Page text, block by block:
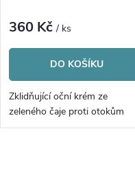
r
o
d
u
p
r
o
d
360 Kč/ ks
DO KOŠÍKU
Zklidňující oční krém ze
zeleného čaje proti otokům